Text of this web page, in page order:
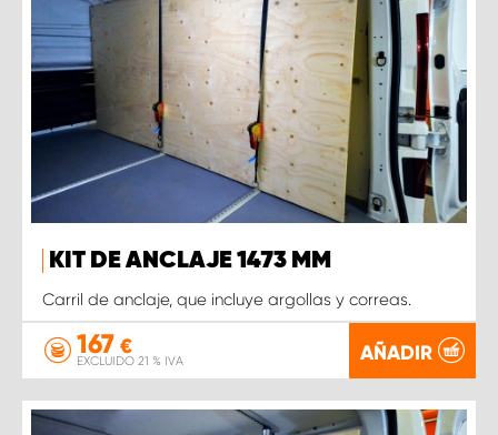
KIT DE ANCLAJE 1473 MM
Carril de anclaje, que incluye argollas y correas.
167 €
EXCLUIDO 21 % IVA AÑADIR